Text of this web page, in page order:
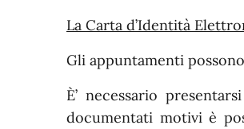
La Carta d’Identità
Gli appuntamenti
È’ necessario
documentati motivi è